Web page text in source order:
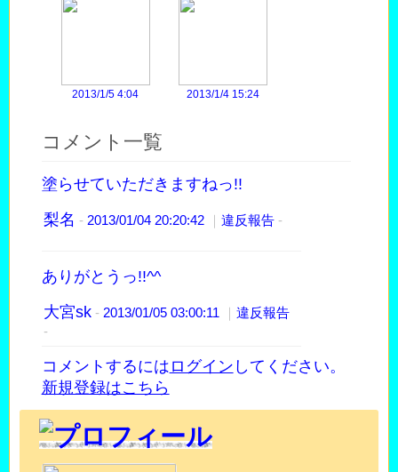
2013/1/5 4:04 2013/1/4 15:24
コメント一覧
塗らせていただきますねっ!!
梨名 - 2013/01/04 20:20:42 ｜ 違反報告 -
ありがとうっ!!^^
大宮sk- 2013/01/05 03:00:11 ｜ 違反報告
-
コメントするには ログイン してください。
新規登録はこちら